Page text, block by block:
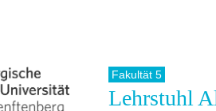
Studium
Fakultät 5
Lehrstuhl